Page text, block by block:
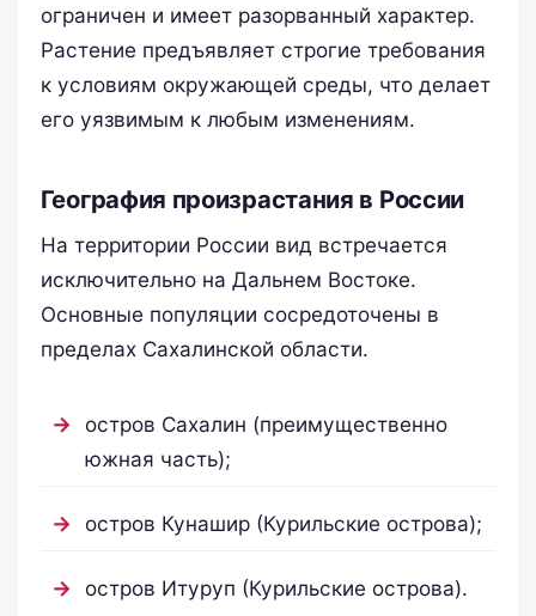
ограничен и имеет разорванный характер.
Растение предъявляет строгие требования
к условиям окружающей среды, что делает
его уязвимым к любым изменениям.
География произрастания в России
На территории России вид встречается
исключительно на Дальнем Востоке.
Основные популяции сосредоточены в
пределах Сахалинской области.
остров Сахалин (преимущественно
южная часть);
остров Кунашир (Курильские острова);
остров Итуруп (Курильские острова).